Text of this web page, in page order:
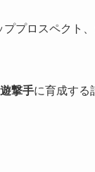
プロスペクト、
撃手に育成する